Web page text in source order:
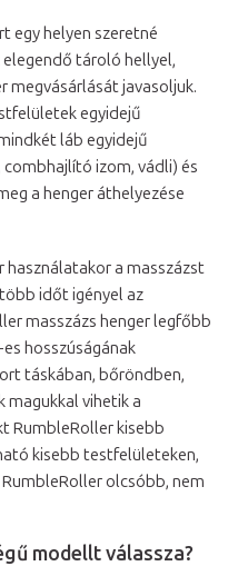
egy helyen szeretné
tároló hellyel,
megvásárlását javasoljuk.
egyidejű
láb egyidejű
izom, vádli) és
a henger áthelyezése
a masszázst
időt igényel az
masszázs henger legfőbb
hosszúságának
táskában, bőröndben,
magukkal vihetik a
RumbleRoller kisebb
kisebb testfelületeken,
olcsóbb, nem
modellt válassza?